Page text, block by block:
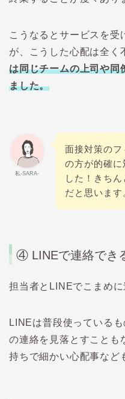
こうなるとサービスを受
が、こうした心配は全く
は同じチームの上司や同
ました。
私-SARA-
面接対策の
の方が的確に
した！きち
だと思います
④ LINEで連絡でき
担当者と LINEでこまめに
LINEは普段使っている
の連絡を見落とすことも
持ちで細かい心配事など